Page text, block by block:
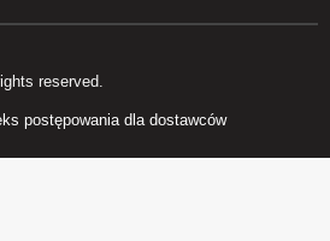
reserved.
postępowania dla dostawców